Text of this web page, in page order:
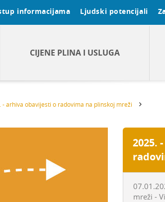
informacijama Ljudski potencijali
CIJENE PLINA I USLUGA
- arhiva obavijesti o radovima na plinskoj mreži
2025.
mreži -